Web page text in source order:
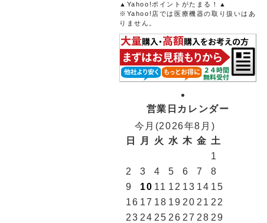
▲Yahoo!ポイントがたまる！▲
※Yahoo!店では医療機器の取り扱いはあ
りません。
営業日カレンダー
今月(2026年8月)
日
月 火 水 木 金 土
1
2
3 4 5 6 7
8
9
10 11 12 13 14 15
16 17 18 19 20 21 22
23 24 25 26 27 28 29